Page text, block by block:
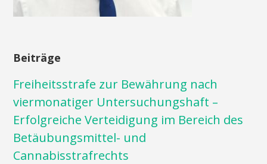
Beiträge
Freiheitsstrafe zur Bewährung nach
viermonatiger Untersuchungshaft –
Erfolgreiche Verteidigung im Bereich des
Betäubungsmittel- und
Cannabisstrafrechts